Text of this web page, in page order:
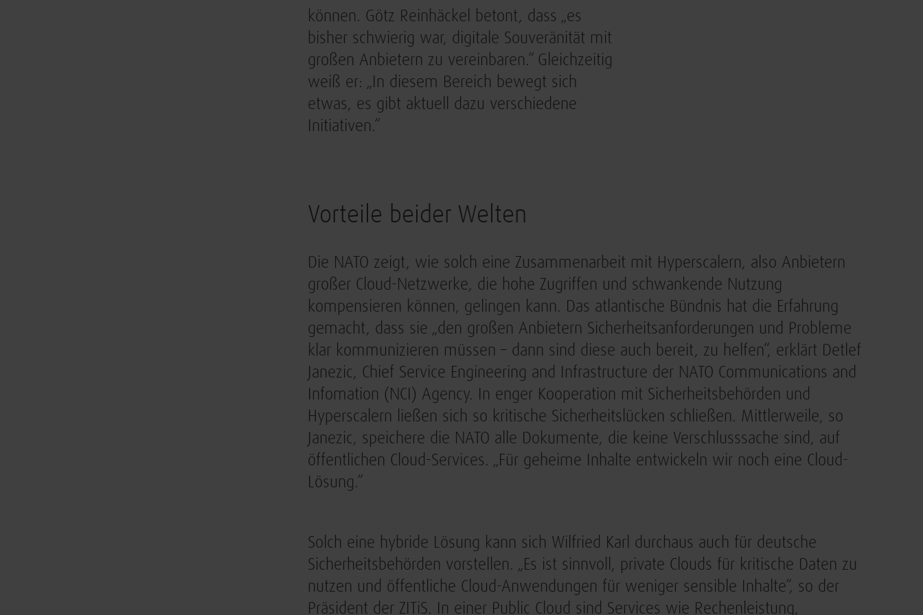
können. Götz Reinhäckel betont, dass „es
bisher schwierig war, digitale Souveränität mit
großen Anbietern zu vereinbaren.“ Gleichzeitig
weiß er: „In diesem Bereich bewegt sich
etwas, es gibt aktuell dazu verschiedene
Initiativen.“
Vorteile beider Welten
Die NATO zeigt, wie solch eine Zusammenarbeit mit Hyperscalern, also Anbietern
großer Cloud-Netzwerke, die hohe Zugriffen und schwankende Nutzung
kompensieren können, gelingen kann. Das atlantische Bündnis hat die Erfahrung
gemacht, dass sie „den großen Anbietern Sicherheitsanforderungen und Probleme
klar kommunizieren müssen – dann sind diese auch bereit, zu helfen“, erklärt Detlef
Janezic, Chief Service Engineering and Infrastructure der NATO Communications and
Infomation (NCI) Agency. In enger Kooperation mit Sicherheitsbehörden und
Hyperscalern ließen sich so kritische Sicherheitslücken schließen. Mittlerweile, so
Janezic, speichere die NATO alle Dokumente, die keine Verschlusssache sind, auf
öffentlichen Cloud-Services. „Für geheime Inhalte entwickeln wir noch eine Cloud-
Lösung.“
Solch eine hybride Lösung kann sich Wilfried Karl durchaus auch für deutsche
Sicherheitsbehörden vorstellen. „Es ist sinnvoll, private Clouds für kritische Daten zu
nutzen und öffentliche Cloud-Anwendungen für weniger sensible Inhalte“, so der
Präsident der ZITiS. In einer Public Cloud sind Services wie Rechenleistung,